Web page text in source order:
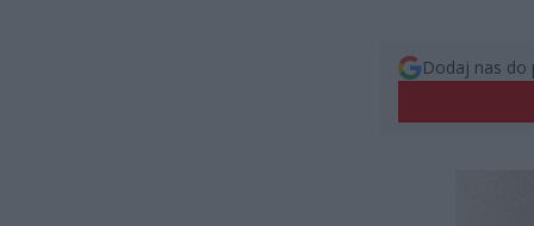
Dodaj nas do